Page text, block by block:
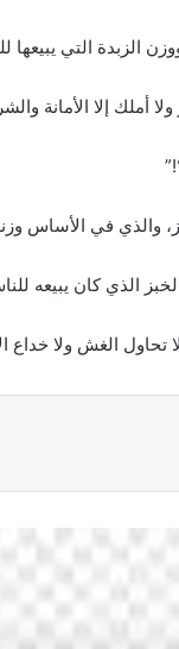
الزبدة التي يبيعها
إلا الأمانة
والذي في الأساس
كان يبيعه
الغش ولا خداع